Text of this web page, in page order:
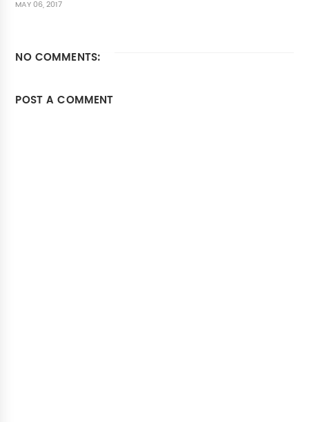
MAY 06, 2017
NO COMMENTS:
POST A COMMENT